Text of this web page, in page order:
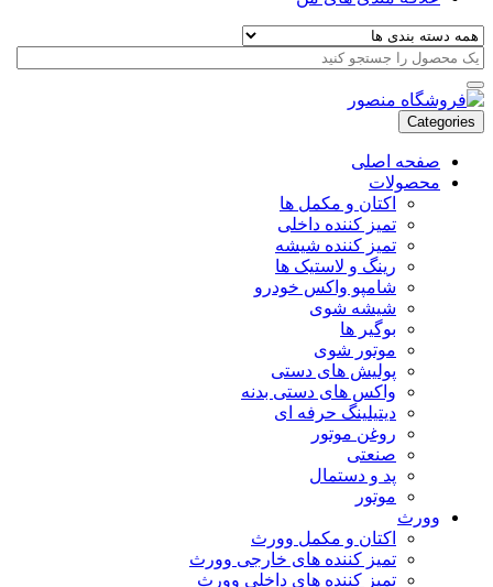
Categories
صفحه اصلی
محصولات
اکتان و مکمل ها
تمیز کننده داخلی
تمیز کننده شیشه
رینگ و لاستیک ها
شامپو واکس خودرو
شیشه شوی
بوگیر ها
موتور شوی
پولیش های دستی
واکس های دستی بدنه
دیتیلینگ حرفه ای
روغن موتور
صنعتی
پد و دستمال
موتور
وورث
اکتان و مکمل وورث
تمیز کننده های خارجی وورث
تمیز کننده های داخلی وورث